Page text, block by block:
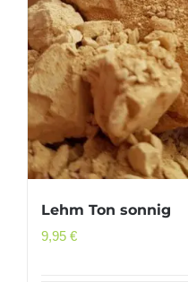
Lehm Ton sonnig
9,95 €